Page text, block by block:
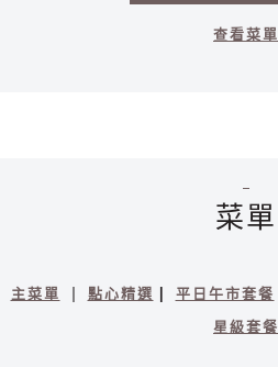
查看菜單
菜單
主菜單 點心精選 平日午市套餐
星級套餐